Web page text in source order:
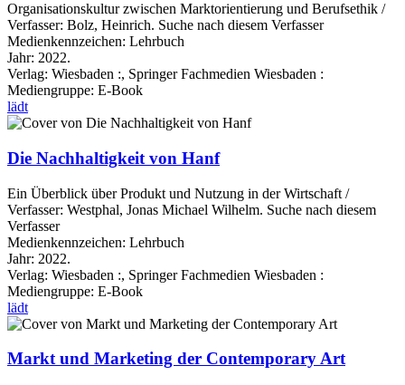
Organisationskultur zwischen Marktorientierung und Berufsethik /
Verfasser: Bolz, Heinrich. Suche nach diesem Verfasser
Medienkennzeichen: Lehrbuch
Jahr: 2022.
Verlag: Wiesbaden :, Springer Fachmedien Wiesbaden :
Mediengruppe: E-Book
lädt
Die Nachhaltigkeit von Hanf
Ein Überblick über Produkt und Nutzung in der Wirtschaft /
Verfasser: Westphal, Jonas Michael Wilhelm. Suche nach diesem
Verfasser
Medienkennzeichen: Lehrbuch
Jahr: 2022.
Verlag: Wiesbaden :, Springer Fachmedien Wiesbaden :
Mediengruppe: E-Book
lädt
Markt und Marketing der Contemporary Art